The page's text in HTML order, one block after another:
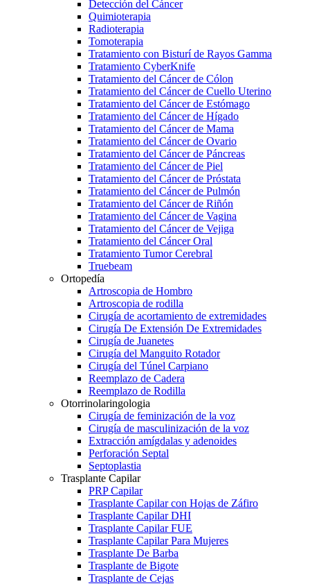
Detección del Cáncer
Quimioterapia
Radioterapia
Tomoterapia
Tratamiento con Bisturí de Rayos Gamma
Tratamiento CyberKnife
Tratamiento del Cáncer de Cólon
Tratamiento del Cáncer de Cuello Uterino
Tratamiento del Cáncer de Estómago
Tratamiento del Cáncer de Hígado
Tratamiento del Cáncer de Mama
Tratamiento del Cáncer de Ovario
Tratamiento del Cáncer de Páncreas
Tratamiento del Cáncer de Piel
Tratamiento del Cáncer de Próstata
Tratamiento del Cáncer de Pulmón
Tratamiento del Cáncer de Riñón
Tratamiento del Cáncer de Vagina
Tratamiento del Cáncer de Vejiga
Tratamiento del Cáncer Oral
Tratamiento Tumor Cerebral
Truebeam
Ortopedía
Artroscopia de Hombro
Artroscopia de rodilla
Cirugía de acortamiento de extremidades
Cirugía De Extensión De Extremidades
Cirugía de Juanetes
Cirugía del Manguito Rotador
Cirugía del Túnel Carpiano
Reemplazo de Cadera
Reemplazo de Rodilla
Otorrinolaringologia
Cirugía de feminización de la voz
Cirugía de masculinización de la voz
Extracción amígdalas y adenoides
Perforación Septal
Septoplastia
Trasplante Capilar
PRP Capilar
Trasplante Capilar con Hojas de Záfiro
Trasplante Capilar DHI
Trasplante Capilar FUE
Trasplante Capilar Para Mujeres
Trasplante De Barba
Trasplante de Bigote
Trasplante de Cejas